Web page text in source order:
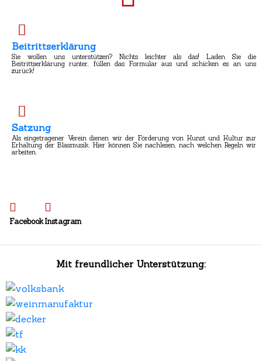
Beitrittserklärung
Sie wollen uns unterstützen? Nichts leichter als das! Laden Sie die
Beitrittserklärung runter, füllen das Formular aus und schicken es an uns
zurück!
Satzung
Als eingetragener Verein dienen wir der Förderung von Kunst und Kultur zur
Erhaltung der Blasmusik. Hier können Sie nachlesen, nach welchen Regeln wir
arbeiten.
FacebookInstagram
Mit freundlicher Unterstützung: